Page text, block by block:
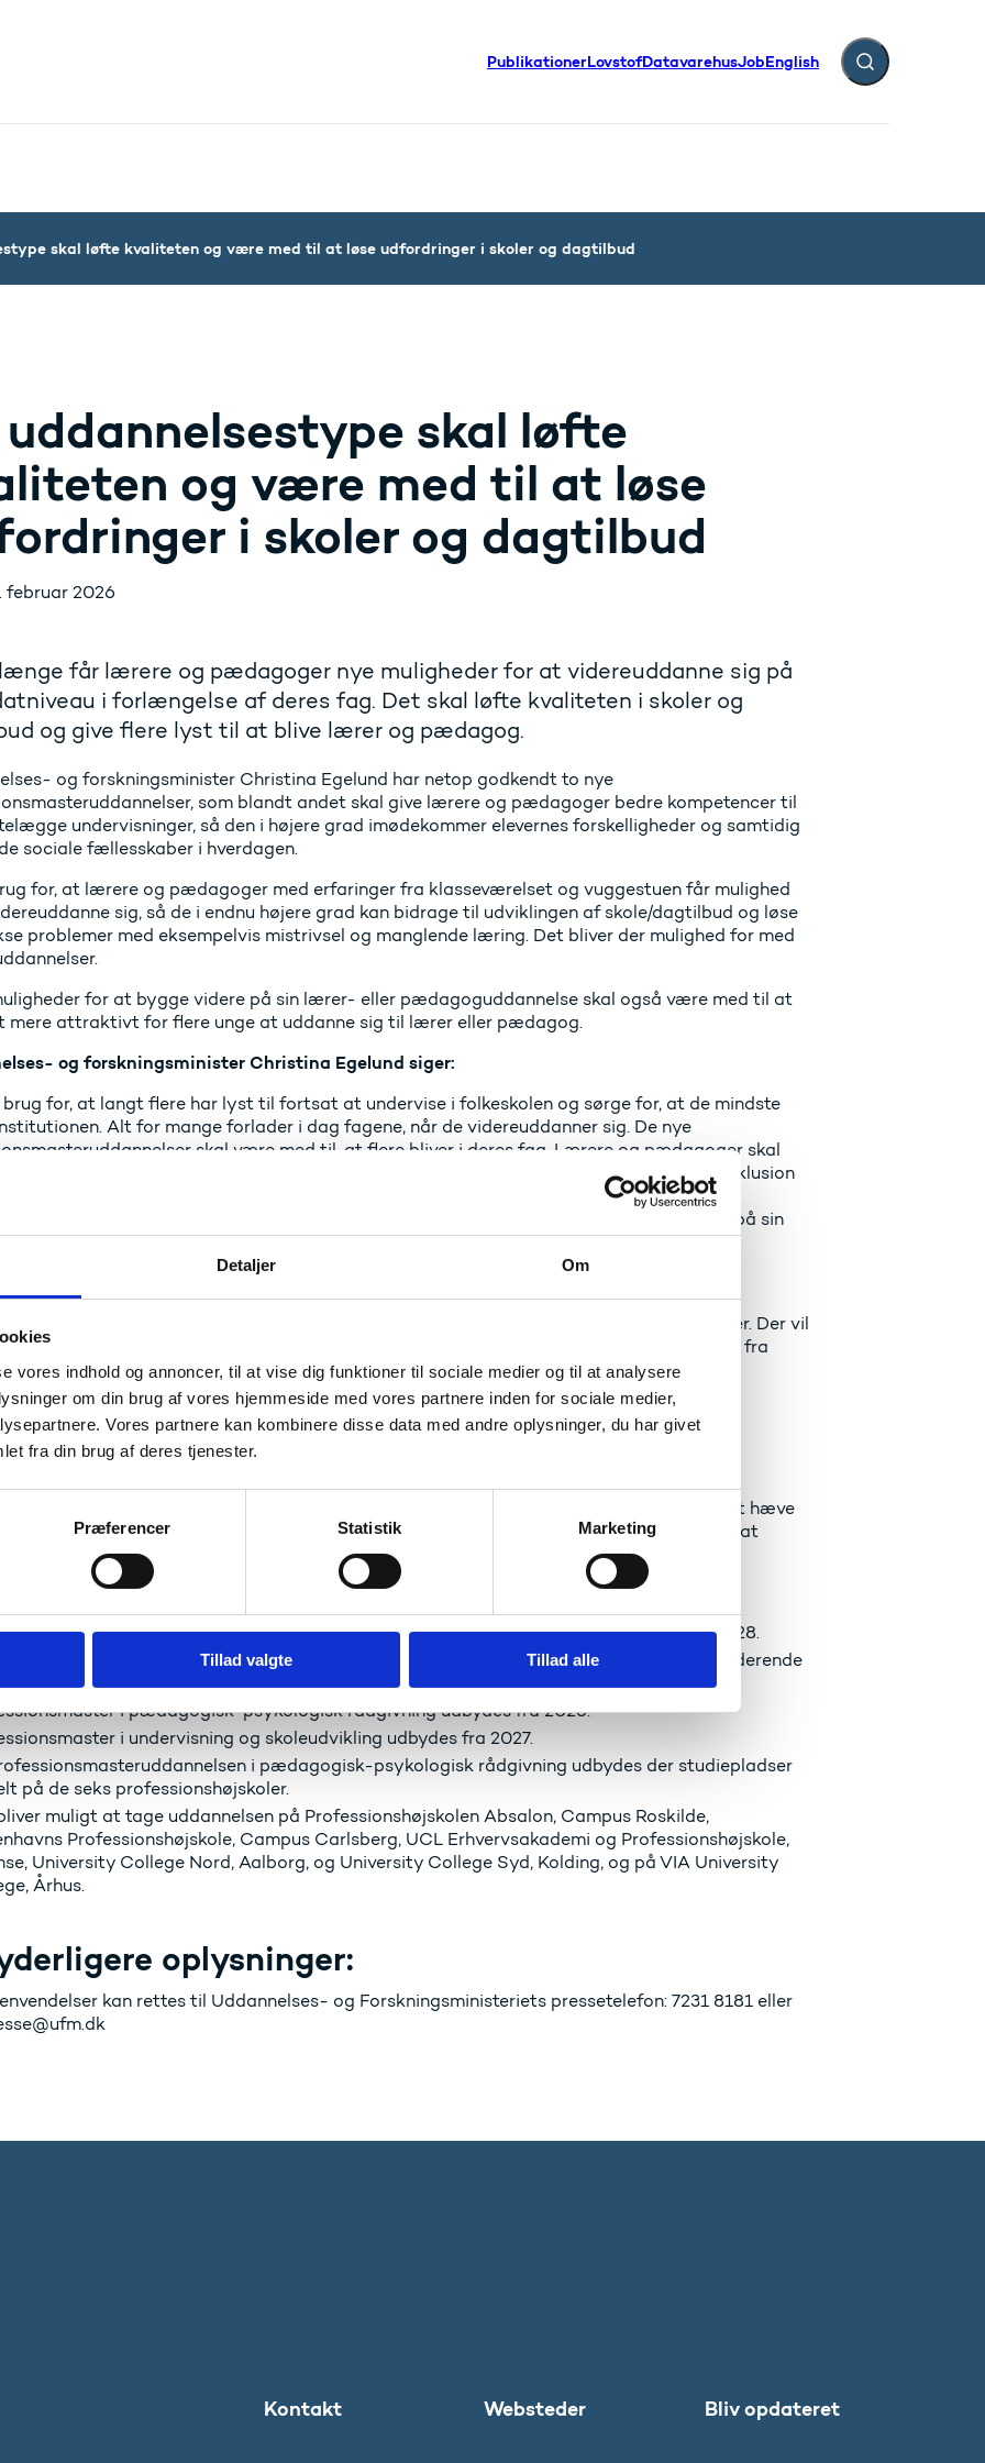
Detaljer Om
vores indhold og annoncer, til at vise dig funktioner til sociale medier og til at analysere
om din brug af vores hjemmeside med vores partnere inden for sociale medier,
Vores partnere kan kombinere disse data med andre oplysninger, du har givet
fra din brug af deres tjenester.
Præferencer Statistik Marketing
Tillad valgte Tillad alle
PublikationerLovstofDatavarehusJobEnglish Fold søgefelt ud
links- Flere links
skal løfte kvaliteten og være med til at løse udfordringer i skoler og dagtilbud
uddannelsestype skal løfte
og være med til at løse
i skoler og dagtilbud
februar 2026
får lærere og pædagoger nye muligheder for at videreuddanne sig på
i forlængelse af deres fag. Det skal løfte kvaliteten i skoler og
og give flere lyst til at blive lærer og pædagog.
og forskningsminister Christina Egelund har netop godkendt to nye
som blandt andet skal give lærere og pædagoger bedre kompetencer til
undervisninger, så den i højere grad imødekommer elevernes forskelligheder og samtidig
sociale fællesskaber i hverdagen.
for, at lærere og pædagoger med erfaringer fra klasseværelset og vuggestuen får mulighed
sig, så de i endnu højere grad kan bidrage til udviklingen af skole/dagtilbud og løse
problemer med eksempelvis mistrivsel og manglende læring. Det bliver der mulighed for med
for at bygge videre på sin lærer- eller pædagoguddannelse skal også være med til at
mere attraktivt for flere unge at uddanne sig til lærer eller pædagog.
og forskningsminister Christina Egelund siger:
brug for, at langt flere har lyst til fortsat at undervise i folkeskolen og sørge for, at de mindste
Alt for mange forlader i dag fagene, når de videreuddanner sig. De nye
skal være med til, at flere bliver i deres fag. Lærere og pædagoger skal
sig gennem livet og udvikle deres kompetencer til at løse problemer med inklusion
af undervisningen, der fremmer alle børns læring og dannelse. Samtidig håber jeg, at
for at læse til lærer eller pædagog stiger, når der er bedre mulighed for at bygge ovenpå sin
glad for, at vi nu får endnu bedre muligheder for efteruddannelse til lærere og pædagoger. Der vil
de i højere grad kan fastholde deres arbejde med børnene fremfor at uddanne sig væk fra
og kun arbejde bag et skrivebord.
og et bredt flertal af Folketingets partier indgik sidste år aftale om ’Reform af
og erhvervsakademiuddannelserne i Danmark’, hvor det blev besluttet at hæve
af de professions- og erhvervsrettede videregående uddannelser blandt andet ved at
nye professionsmasteruddannelser.
etableres i alt 300 pladser på professionsmasteruddannelser i 2026 stigende til 650
hensigten, at der skal oprettes fire til seks professionsmasteruddannelser frem mod 2028.
er en fuldtidsuddannelse på niveau med en kandidatuddannelse, og de studerende
SU. Uddannelserne vil senere blive udbudt på både fuldtid og deltid.
i pædagogisk-psykologisk rådgivning udbydes fra 2026.
i undervisning og skoleudvikling udbydes fra 2027.
i pædagogisk-psykologisk rådgivning udbydes der studiepladser
på de seks professionshøjskoler.
muligt at tage uddannelsen på Professionshøjskolen Absalon, Campus Roskilde,
Professionshøjskole, Campus Carlsberg, UCL Erhvervsakademi og Professionshøjskole,
University College Nord, Aalborg, og University College Syd, Kolding, og på VIA University
Århus.
oplysninger:
kan rettes til Uddannelses- og Forskningsministeriets pressetelefon: 7231 8181 eller
Kontakt Websteder Bliv opdateret